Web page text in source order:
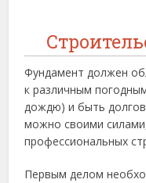
Фундамент должен
к различным
дождю) и быть
можно своими
профессиональных
Первым делом